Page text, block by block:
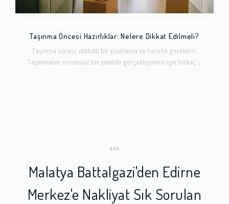
Taşınma Öncesi Hazırlıklar: Nelere Dikkat Edilmeli?
Taşınma süreci, dikkatli bir planlama ve hazırlık gerektirir.
Taşınmanın sorunsuz bir şekilde gerçekleşmesi için birkaç ...
SSS
Malatya Battalgazi'den Edirne
Merkez'e Nakliyat Sık Sorulan